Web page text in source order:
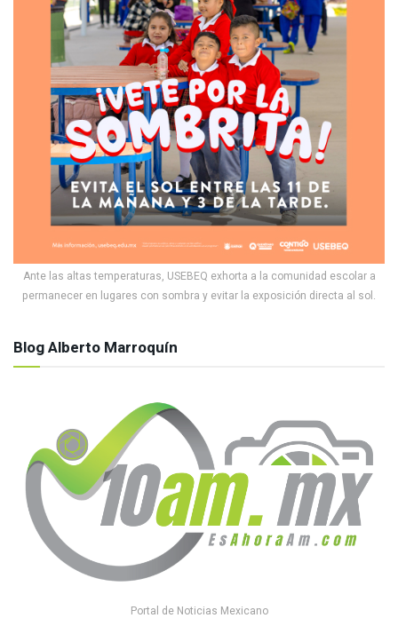
Ante las altas temperaturas, USEBEQ exhorta a la comunidad escolar a
permanecer en lugares con sombra y evitar la exposición directa al sol.
Blog Alberto Marroquín
Portal de Noticias Mexicano